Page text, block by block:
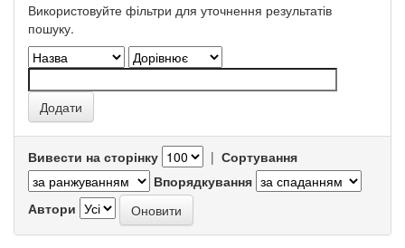
Використовуйте фільтри для уточнення результатів
пошуку.
Вивести на сторінку | Сортування
Впорядкування
Автори